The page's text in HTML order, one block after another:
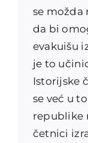
se možda
da bi
evakuišu
je to
Istorijske
se već u
republike
četnici